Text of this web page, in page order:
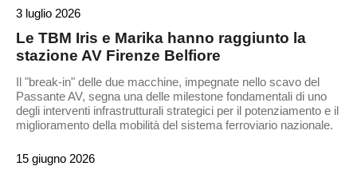
3 luglio 2026
Le TBM Iris e Marika hanno raggiunto la
stazione AV Firenze Belfiore
Il "break-in" delle due macchine, impegnate nello scavo del
Passante AV, segna una delle milestone fondamentali di uno
degli interventi infrastrutturali strategici per il potenziamento e il
miglioramento della mobilità del sistema ferroviario nazionale.
15 giugno 2026